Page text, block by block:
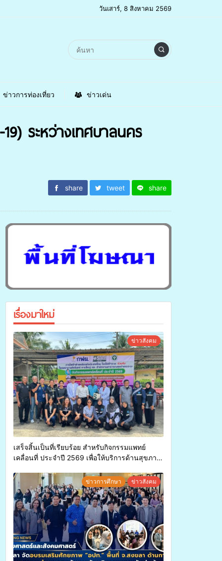
วันเสาร์, 8 สิงหาคม 2569
ข่าวการท่องเที่ยว ข่าวเด่น
ระหว่างเทศบาลนคร
share tweet share
เรื่องมาใหม่
ข่าวสังคม
เสร็จสิ้นเป็นที่เรียบร้อย สำหรับกิจกรรมแพทย์
เคลื่อนที่ ประจำปี 2569 เพื่อให้บริการด้านสุขภาพ
ข่าวการศึกษา ข่าวสังคม